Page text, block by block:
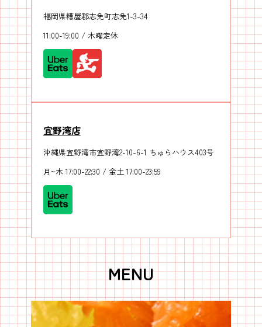
福岡県糟屋郡志免町志免1-3-34
11:00-19:00 / 木曜定休
宜野湾店
沖縄県宜野湾市宜野湾2-10-6-1 ちゅらハウス403号
月~木 17:00-22:30 / 金土 17:00-23:59
MENU